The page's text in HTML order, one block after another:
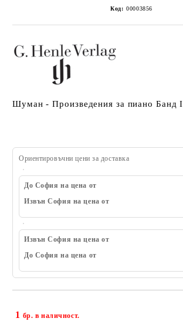
Код: 00003856
Шуман - Произведения за пиано Банд I
Ориентировъчни цени за доставка
До София на цена от
Извън София на цена от
Извън София на цена от
До София на цена от
1 бр. в наличност.